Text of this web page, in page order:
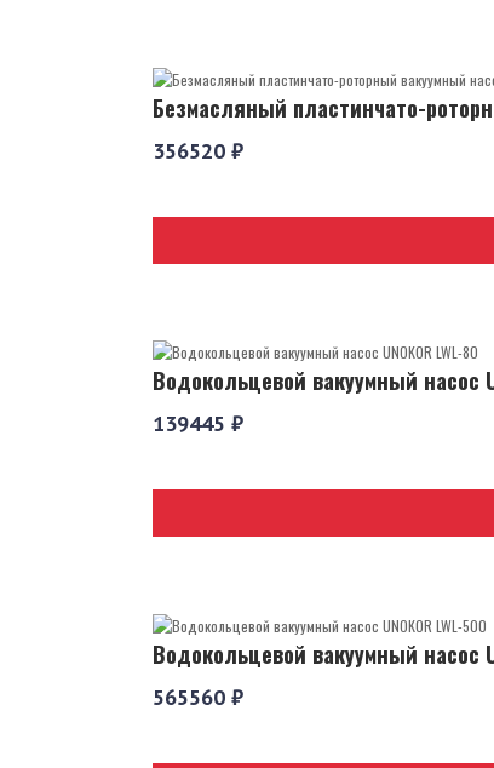
Безмасляный пластинчато-
356520 ₽
Водокольцевой вакуумный насос
139445 ₽
Водокольцевой вакуумный насос
565560 ₽